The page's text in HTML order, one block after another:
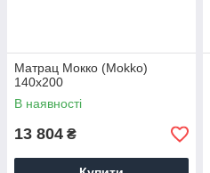
Матрац Мокко (Mokko)
140х200
В наявності
13 804 ₴